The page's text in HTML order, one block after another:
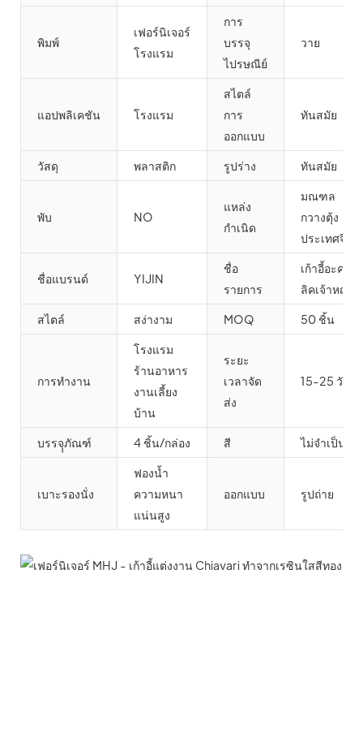
พิมพ์
เฟอร์นิเจอร์
โรงแรม
การ
บรรจุ
ไปรษณีย์
วาย
แอปพลิเคชัน โรงแรม
สไตล์
การ
ออกแบบ
ทันสมัย
วัสดุ พลาสติก รูปร่าง ทันสมัย
พับ NO
แหล่ง
กำเนิด
มณฑล
กวางตุ้ง
ประเทศจีน
ชื่อแบรนด์ YIJIN
ชื่อ
รายการ
เก้าอี้อะคริ
ลิคเจ้าหญิง
สไตล์ สง่างาม MOQ 50 ชิ้น
การทำงาน
โรงแรม
ร้านอาหาร
งานเลี้ยง
บ้าน
ระยะ
เวลาจัด
ส่ง
15-25 วัน
บรรจุุภัณฑ์ 4 ชิ้น/กล่อง สี ไม่จำเป็น
เบาะรองนั่ง
ฟองน้ำ
ความหนา
แน่นสูง
ออกแบบ รูปถ่าย